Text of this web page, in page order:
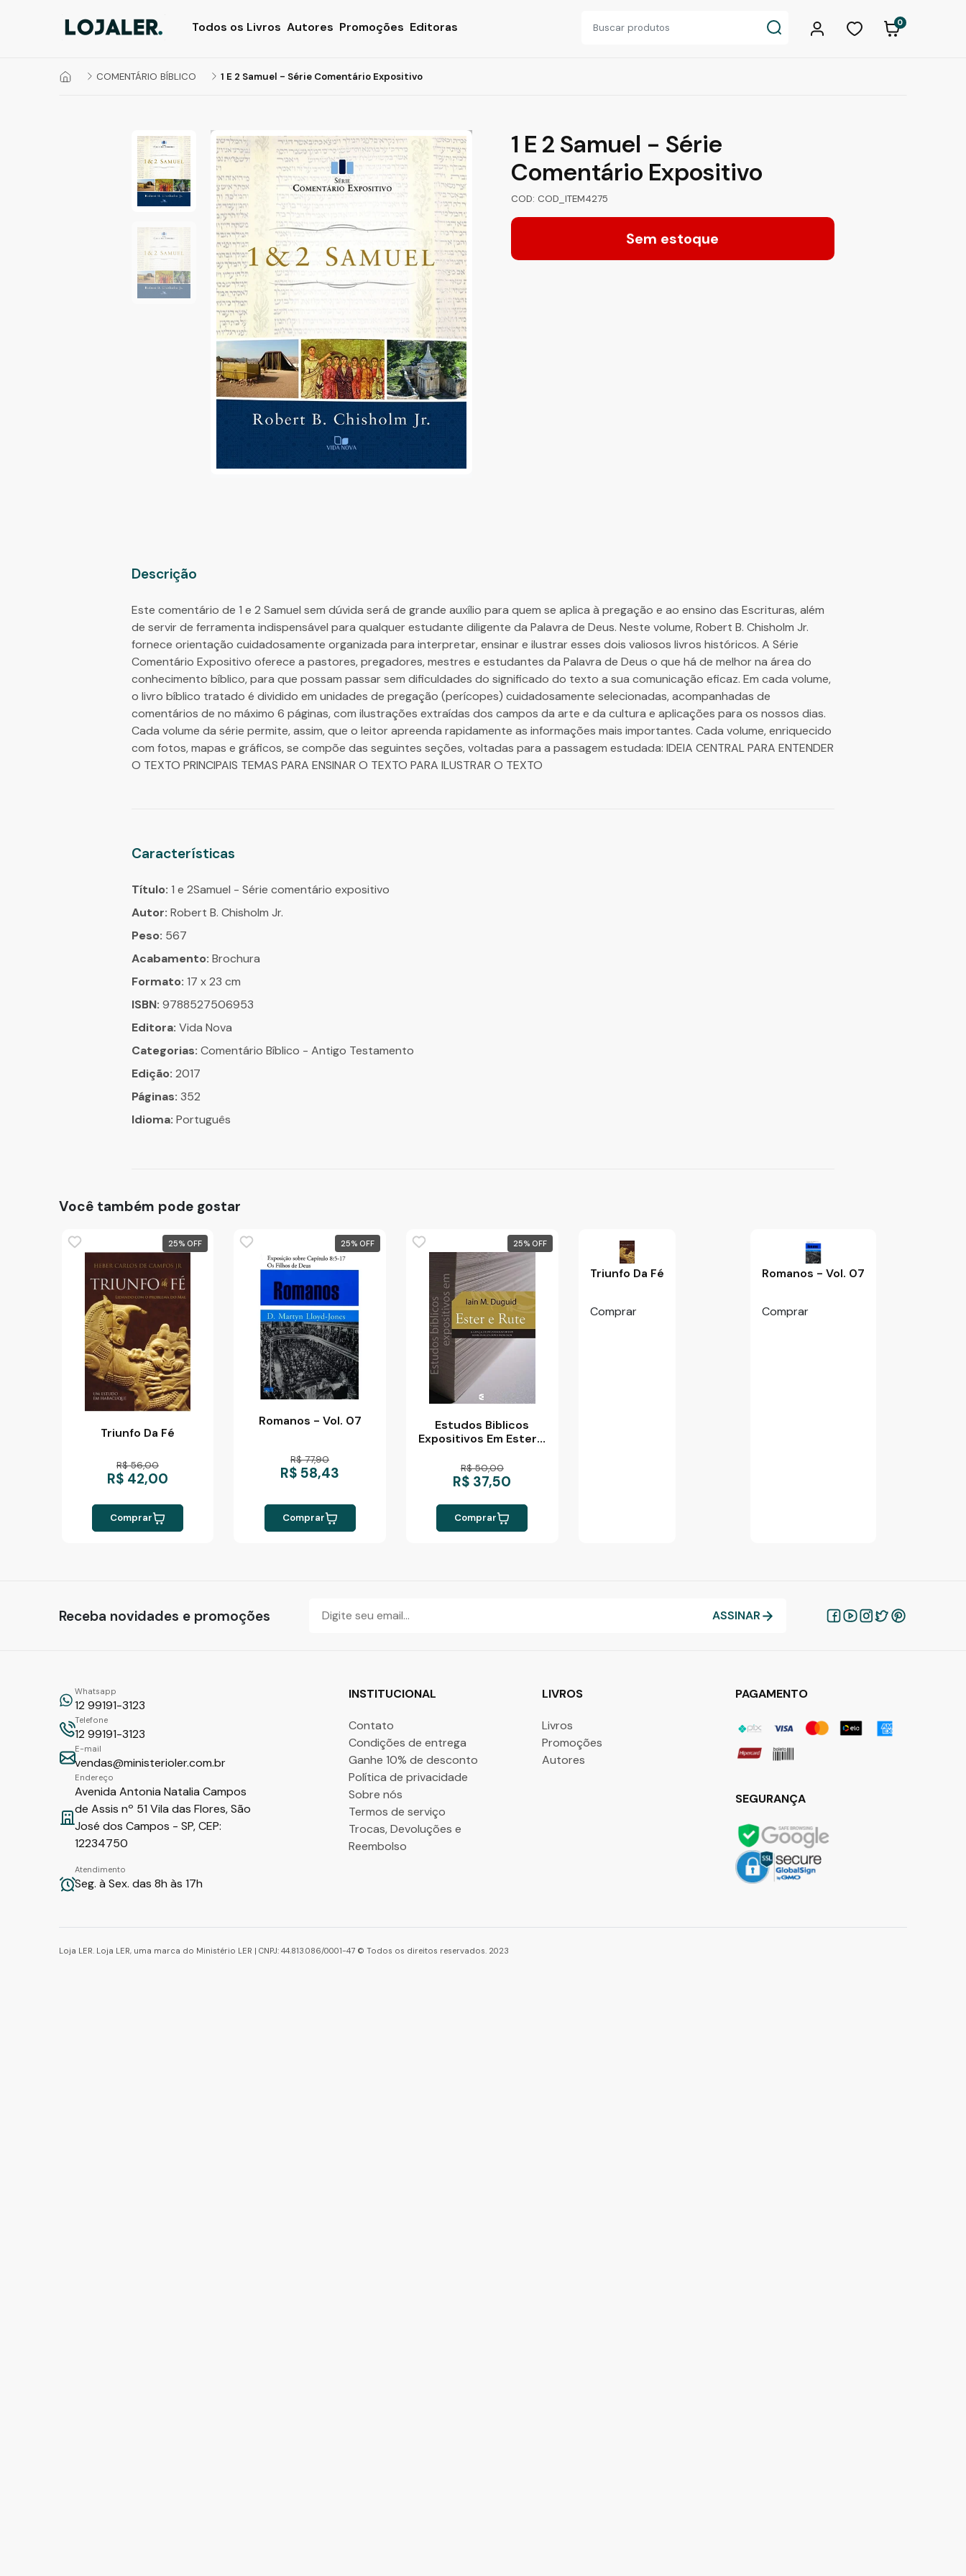
Todos os Livros Autores Promoções Editoras 0
COMENTÁRIO BÍBLICO 1 E 2 Samuel - Série Comentário Expositivo
1 E 2 Samuel - Série
Comentário Expositivo
COD: COD_ITEM4275
Sem estoque
Descrição
Este comentário de 1 e 2 Samuel sem dúvida será de grande auxílio para quem se aplica à pregação e ao ensino das Escrituras, além
de servir de ferramenta indispensável para qualquer estudante diligente da Palavra de Deus. Neste volume, Robert B. Chisholm Jr.
fornece orientação cuidadosamente organizada para interpretar, ensinar e ilustrar esses dois valiosos livros históricos. A Série
Comentário Expositivo oferece a pastores, pregadores, mestres e estudantes da Palavra de Deus o que há de melhor na área do
conhecimento bíblico, para que possam passar sem dificuldades do significado do texto a sua comunicação eficaz. Em cada volume,
o livro bíblico tratado é dividido em unidades de pregação (perícopes) cuidadosamente selecionadas, acompanhadas de
comentários de no máximo 6 páginas, com ilustrações extraídas dos campos da arte e da cultura e aplicações para os nossos dias.
Cada volume da série permite, assim, que o leitor apreenda rapidamente as informações mais importantes. Cada volume, enriquecido
com fotos, mapas e gráficos, se compõe das seguintes seções, voltadas para a passagem estudada: IDEIA CENTRAL PARA ENTENDER
O TEXTO PRINCIPAIS TEMAS PARA ENSINAR O TEXTO PARA ILUSTRAR O TEXTO
Características
Título: 1 e 2Samuel - Série comentário expositivo
Autor: Robert B. Chisholm Jr.
Peso: 567
Acabamento: Brochura
Formato: 17 x 23 cm
ISBN: 9788527506953
Editora: Vida Nova
Categorias: Comentário Bíblico - Antigo Testamento
Edição: 2017
Páginas: 352
Idioma: Português
Você também pode gostar
25%
Triunfo Da Fé
R$ 56,00
R$ 42,00
Comprar
25%
Romanos - Vol. 07
R$ 77,90
R$ 58,43
Comprar
25%
Estudos Biblicos
Expositivos Em Ester E
R$ 50,00
R$ 37,50
Comprar
Triunfo Da Fé
Comprar
Romanos - Vol. 07
Comprar
Receba novidades e promoções ASSINAR
Whatsapp
12 99191-3123
Telefone
12 99191-3123
E-mail
vendas@ministerioler.com.br
Endereço
Avenida Antonia Natalia Campos
de Assis nº 51 Vila das Flores, São
José dos Campos - SP, CEP:
12234750
Atendimento
Seg. à Sex. das 8h às 17h
INSTITUCIONAL
Contato
Condições de entrega
Ganhe 10% de desconto
Política de privacidade
Sobre nós
Termos de serviço
Trocas, Devoluções e
Reembolso
LIVROS
Livros
Promoções
Autores
PAGAMENTO
SEGURANÇA
Loja LER. Loja LER, uma marca do Ministério LER | CNPJ: 44.813.086/0001-47 © Todos os direitos reservados. 2023